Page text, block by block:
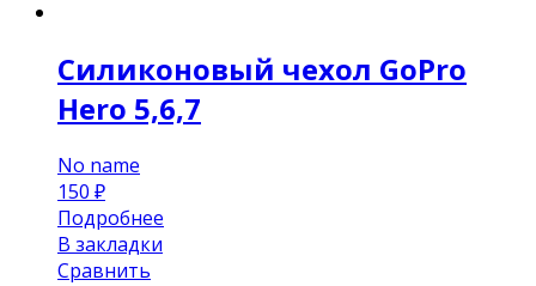
Силиконовый чехол GoPro
Hero 5,6,7
No name
150 ₽
Подробнее
В закладки
Сравнить